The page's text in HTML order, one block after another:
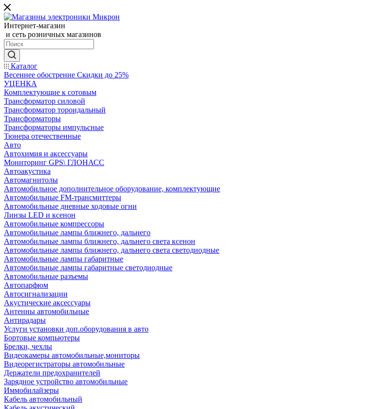
Интернет-магазин
и сеть розничных магазинов
Каталог
Весеннее обострение Скидки до 25%
УЦЕНКА
Комплектующие к сотовым
Трансформатор силовой
Трансформатор тороидальный
Трансформаторы
Трансформаторы импульсные
Тюнера отечественные
Авто
Автохимия и аксессуары
Мониторинг GPS\ ГЛОНАСС
Автоакустика
Автомагнитолы
Автомобильное дополнительное оборудование, комплектующие
Автомобильные FM-трансмиттеры
Автомобильные дневные ходовые огни
Линзы LED и ксенон
Автомобильные компрессоры
Автомобильные лампы ближнего, дальнего
Автомобильные лампы ближнего, дальнего света ксенон
Автомобильные лампы ближнего, дальнего света светодиодные
Автомобильные лампы габаритные
Автомобильные лампы габаритные светодиодные
Автомобильные разъемы
Автопарфюм
Автосигнализации
Акустические аксессуары
Антенны автомобильные
Антирадары
Услуги установки доп.оборудования в авто
Бортовые компьютеры
Брелки, чехлы
Видеокамеры автомобильные,мониторы
Видеорегистраторы автомобильные
Держатели предохранителей
Зарядное устройство автомобильные
Иммобилайзеры
Кабель автомобильный